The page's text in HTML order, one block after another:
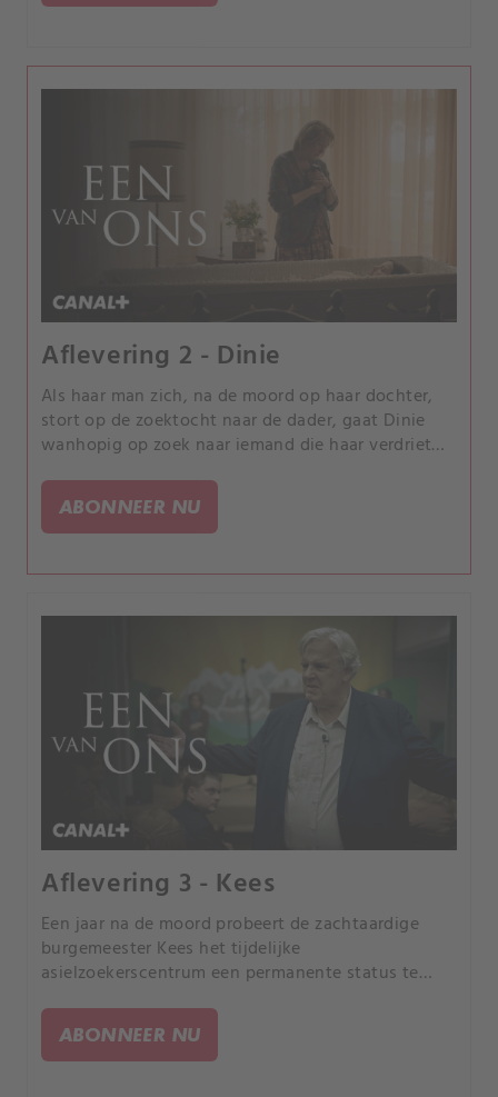
Aflevering 2 - Dinie
Als haar man zich, na de moord op haar dochter,
stort op de zoektocht naar de dader, gaat Dinie
wanhopig op zoek naar iemand die haar verdriet
ABONNEER NU
Aflevering 3 - Kees
Een jaar na de moord probeert de zachtaardige
burgemeester Kees het tijdelijke
asielzoekerscentrum een permanente status te
na een informatieavond zullen begrijpen.
ABONNEER NU